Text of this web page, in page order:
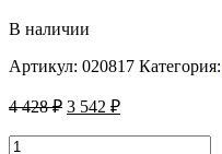
В наличии
Артикул: 020817 Категория:
4 428₽ 3 542 ₽